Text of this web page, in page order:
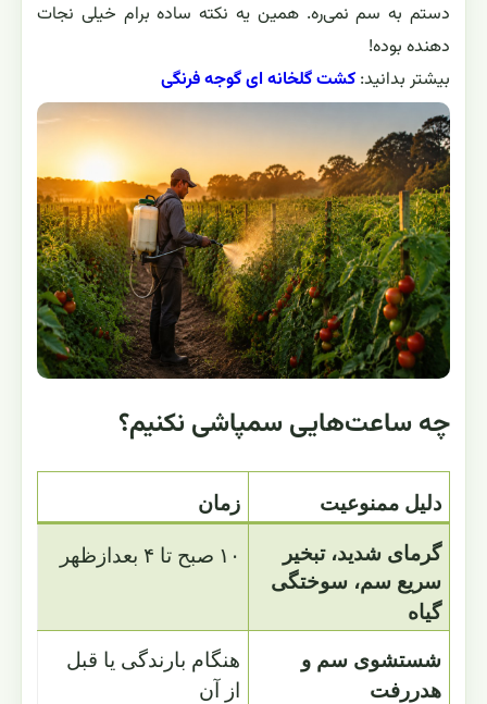
دستم به سم نمی‌ره. همین یه نکته ساده برام خیلی نجات
دهنده بوده!
بیشتر بدانید: کشت گلخانه ای گوجه فرنگی
چه ساعت‌هایی سمپاشی نکنیم؟
دلیل ممنوعیت زمان
گرمای شدید، تبخیر
سریع سم، سوختگی
گیاه
۱۰ صبح تا ۴ بعدازظهر
شستشوی سم و
هدررفت
هنگام بارندگی یا قبل
از آن